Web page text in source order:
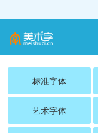
标准字体
艺术字体